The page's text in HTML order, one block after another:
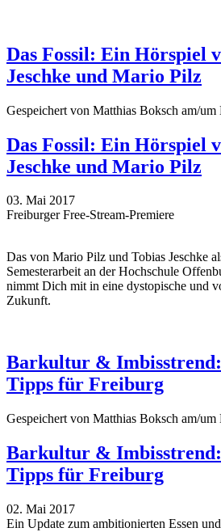
Das Fossil: Ein Hörspiel
Jeschke und Mario Pilz
Gespeichert von Matthias Boksch am/um
Das Fossil: Ein Hörspiel
Jeschke und Mario Pilz
03. Mai 2017
Freiburger Free-Stream-Premiere
Das von Mario Pilz und Tobias Jeschke
Semesterarbeit an der Hochschule
nimmt Dich mit in eine dystopische und
Zukunft.
Barkultur &
Tipps für Freiburg
Gespeichert von Matthias Boksch am/um
Barkultur &
Tipps für Freiburg
02. Mai 2017
Ein Update zum ambitionierten Essen